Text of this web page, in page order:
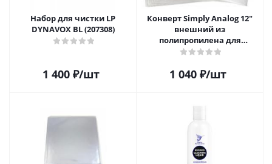
Набор для чистки LP
DYNAVOX BL (207308)
1 400₽/шт
Конверт Simply Analog 12"
внешний из
полипропилена для
пластинок (25шт)
1 040₽/шт